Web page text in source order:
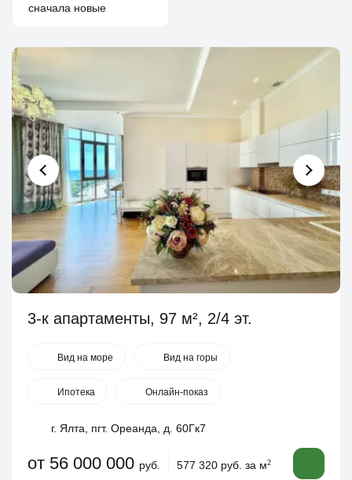
сначала новые
3-к апартаменты, 97 м², 2/4 эт.
Вид на море Вид на горы
Ипотека Онлайн-показ
г. Ялта, пгт. Ореанда, д. 60Гк7
от 56 000 000 руб. 577 320 руб. за м2